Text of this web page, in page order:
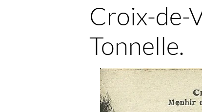
Croix-de-
Tonnelle.